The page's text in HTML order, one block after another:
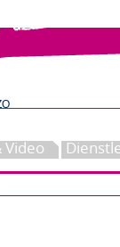
Video